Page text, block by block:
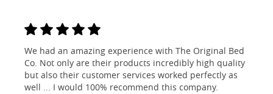
We had an amazing experience with The Original Bed
Co. Not only are their products incredibly high quality
but also their customer services worked perfectly as
well ... I would 100% recommend this company.